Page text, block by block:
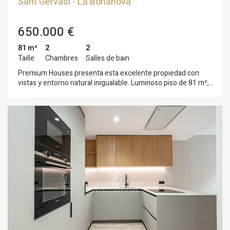
650.000 €
81 m²
Taille
2
Chambres
2
Salles de bain
Premium Houses presenta esta excelente propiedad con
vistas y entorno natural inigualable. Luminoso piso de 81 m²,
comedor con cocina abierta, ideal para disfrutar en familia o
con amigos. Equipada con calefacción por radiadores de agua
y aire acondicionado sectorizado por estancia, esta vivienda
garantiza confort durante todo el año. Los cerramientos de
aluminio con puente térmico, las persianas eléctricas y el
suelo de madera aportan un toque de calidad y elegancia. En
la cubierta encontrarás una terraza de uso privativo, perfecta
para relajarte y disfrutar de las vistas. Ubicada en una zona
tranquila, con pocos vecinos y excelentes comunicaciones:
fácil acceso a las principales vías de entrada y salida de
Barcelona, y buena conexión con el centro de la ciudad. A
pocos minutos de la montaña del Tibidabo, con parada de